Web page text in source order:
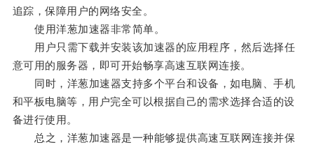
追踪，保障用户的网络安全。
使用洋葱加速器非常简单。
用户只需下载并安装该加速器的应用程序，然后选择任
意可用的服务器，即可开始畅享高速互联网连接。
同时，洋葱加速器支持多个平台和设备，如电脑、手机
和平板电脑等，用户完全可以根据自己的需求选择合适的设
备进行使用。
总之，洋葱加速器是一种能够提供高速互联网连接并保